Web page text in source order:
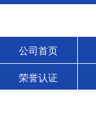
公司首页
荣誉认证